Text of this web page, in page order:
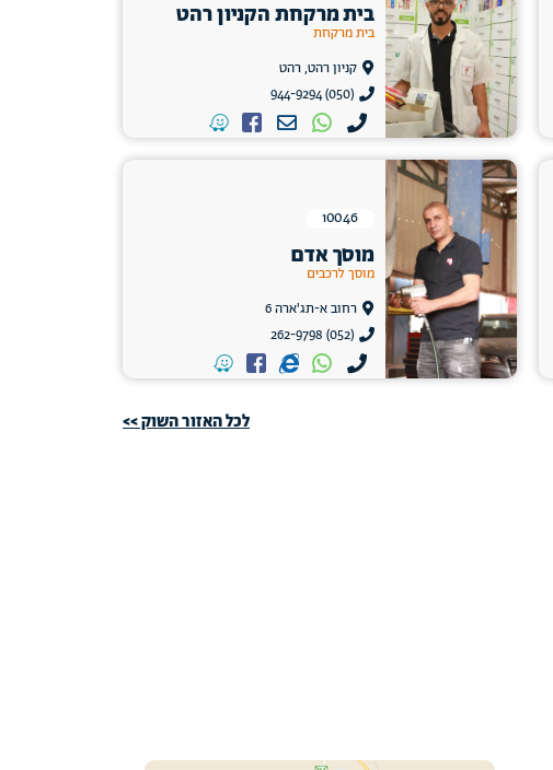
בית מרקחת הקניון רהט
בית מרקחת
קניון רהט, רהט
(050) 944-9294
10046
מוסך אדם
מוסך לרכבים
רחוב א-תג'ארה 6
(052) 262-9798
לכל האזור השוק >>